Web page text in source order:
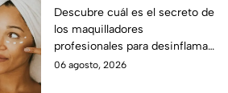
para desinflamar
párpados encapotados?
Descubre cuál es el secreto de
los maquilladores
profesionales para desinflamar
los párpados encapotados con
06 agosto, 2026